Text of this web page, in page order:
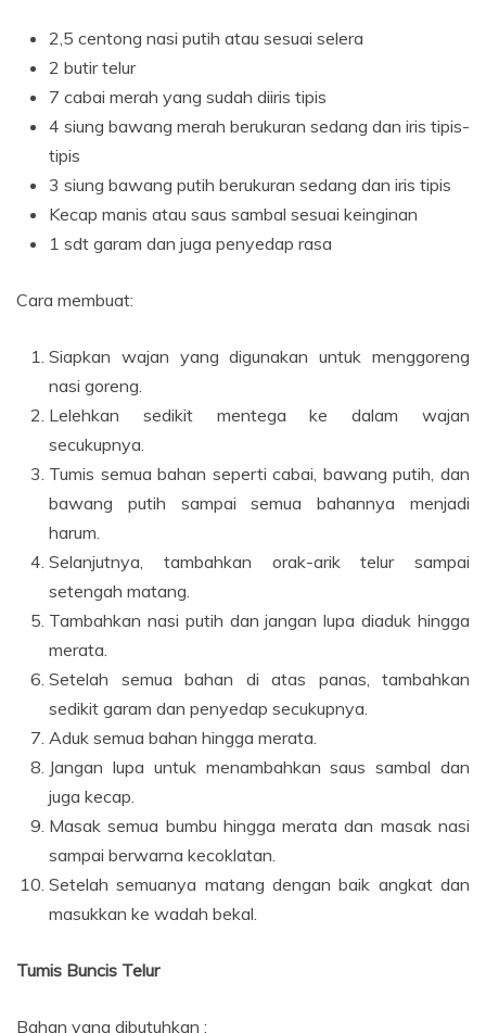
2,5 centong nasi putih atau sesuai selera
2 butir telur
7 cabai merah yang sudah diiris tipis
4 siung bawang merah berukuran sedang dan iris tipis-
tipis
3 siung bawang putih berukuran sedang dan iris tipis
Kecap manis atau saus sambal sesuai keinginan
1 sdt garam dan juga penyedap rasa
Cara membuat:
Siapkan wajan yang digunakan untuk menggoreng
nasi goreng.
Lelehkan sedikit mentega ke dalam wajan
secukupnya.
Tumis semua bahan seperti cabai, bawang putih, dan
bawang putih sampai semua bahannya menjadi
harum.
Selanjutnya, tambahkan orak-arik telur sampai
setengah matang.
Tambahkan nasi putih dan jangan lupa diaduk hingga
merata.
Setelah semua bahan di atas panas, tambahkan
sedikit garam dan penyedap secukupnya.
Aduk semua bahan hingga merata.
Jangan lupa untuk menambahkan saus sambal dan
juga kecap.
Masak semua bumbu hingga merata dan masak nasi
sampai berwarna kecoklatan.
Setelah semuanya matang dengan baik angkat dan
masukkan ke wadah bekal.
Tumis Buncis Telur
Bahan yang dibutuhkan :